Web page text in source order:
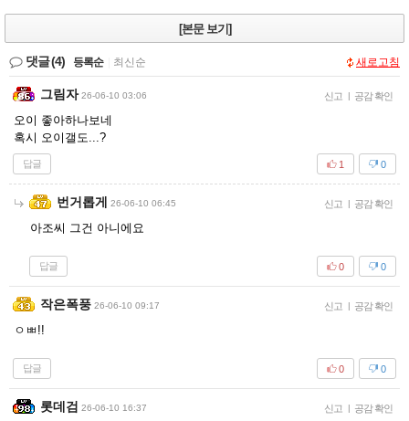
[본문 보기]
댓글(4) 등록순 최신순 새로고침
그림자 26-06-10 03:06 신고 | 공감 확인
오이 좋아하나보네
혹시 오이갤도...?
답글 0
1
번거롭게 26-06-10 06:45 신고 | 공감 확인
아조씨 그건 아니에요
답글 0
0
작은폭풍 26-06-10 09:17 신고 | 공감 확인
ㅇㅃ!!
답글 0
0
롯데검 26-06-10 16:37 신고 | 공감 확인